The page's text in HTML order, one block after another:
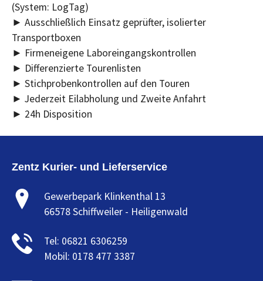
(System: LogTag)
► Ausschließlich Einsatz geprüfter, isolierter
Transportboxen
► Firmeneigene Laboreingangskontrollen
► Differenzierte Tourenlisten
► Stichprobenkontrollen auf den Touren
► Jederzeit Eilabholung und Zweite Anfahrt
► 24h Disposition
Zentz Kurier- und Lieferservice
Gewerbepark Klinkenthal 13
66578 Schiffweiler - Heiligenwald
Tel: 06821 6306259
Mobil: 0178 477 3387